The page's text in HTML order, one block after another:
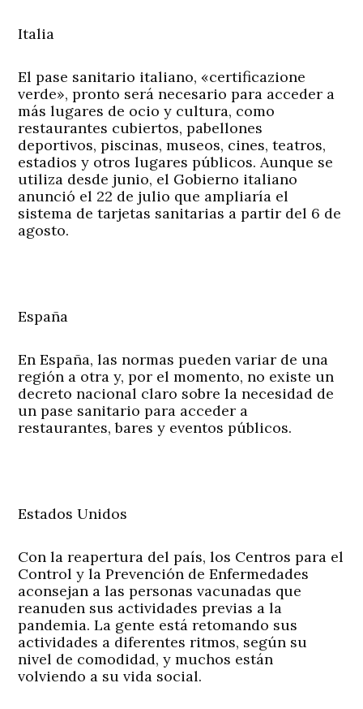
Italia
El pase sanitario italiano, «certificazione
verde», pronto será necesario para acceder a
más lugares de ocio y cultura, como
restaurantes cubiertos, pabellones
deportivos, piscinas, museos, cines, teatros,
estadios y otros lugares públicos. Aunque se
utiliza desde junio, el Gobierno italiano
anunció el 22 de julio que ampliaría el
sistema de tarjetas sanitarias a partir del 6 de
agosto.
España
En España, las normas pueden variar de una
región a otra y, por el momento, no existe un
decreto nacional claro sobre la necesidad de
un pase sanitario para acceder a
restaurantes, bares y eventos públicos.
Estados Unidos
Con la reapertura del país, los Centros para el
Control y la Prevención de Enfermedades
aconsejan a las personas vacunadas que
reanuden sus actividades previas a la
pandemia. La gente está retomando sus
actividades a diferentes ritmos, según su
nivel de comodidad, y muchos están
volviendo a su vida social.